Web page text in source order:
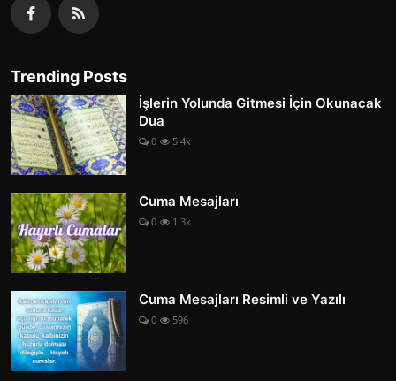
Trending Posts
İşlerin Yolunda Gitmesi İçin Okunacak
Dua
0 5.4k
Cuma Mesajları
0 1.3k
Cuma Mesajları Resimli ve Yazılı
0 596